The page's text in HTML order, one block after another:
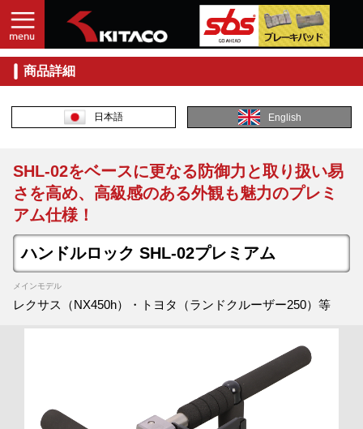
商品詳細
日本語 English
SHL-02をベースに更なる防御力と取り扱い易
さを高め、高級感のある外観も魅力のプレミ
アム仕様！
ハンドルロック SHL-02プレミアム
メインモデル
レクサス（NX450h）・トヨタ（ランドクルーザー250）等